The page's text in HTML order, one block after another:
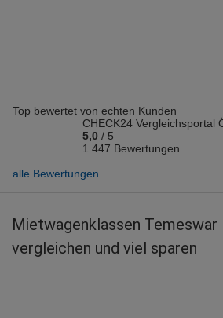
Top bewertet von echten Kunden
CHECK24 Vergleichsportal
5,0 / 5
1.447 Bewertungen
alle Bewertungen
Mietwagenklassen Temeswar
vergleichen und viel sparen